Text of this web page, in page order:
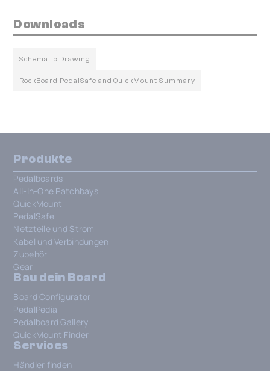
Downloads
Schematic Drawing
RockBoard PedalSafe and QuickMount Summary
Produkte
Pedalboards
All-In-One Patchbays
QuickMount
PedalSafe
Netzteile und Strom
Kabel und Verbindungen
Zubehör
Gear
Bau dein Board
Board Configurator
PedalPedia
Pedalboard Gallery
QuickMount Finder
Services
Händler finden